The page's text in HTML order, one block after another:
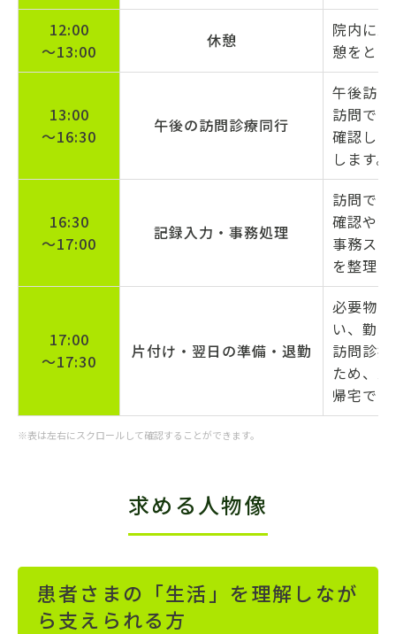
12:00
〜13:00
休憩
院内に
憩をと
13:00
〜16:30
午後の訪問診療同行
午後訪
訪問で
確認し
します。
16:30
〜17:00
記録入力・事務処理
訪問で
確認や
事務ス
を整理
17:00
〜17:30
片付け・翌日の準備・退勤
必要物
い、勤
訪問診
ため、
帰宅で
※表は左右にスクロールして確認することができます。
求める人物像
患者さまの「生活」を理解しなが
ら支えられる方